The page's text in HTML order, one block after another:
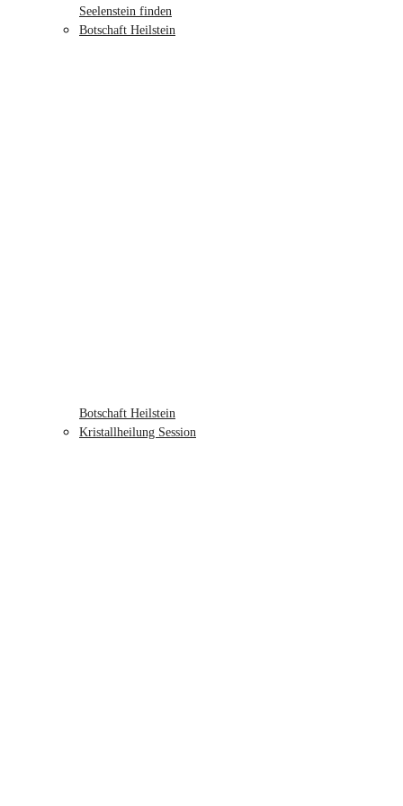
Seelenstein finden
Botschaft Heilstein
Botschaft Heilstein
Kristallheilung Session